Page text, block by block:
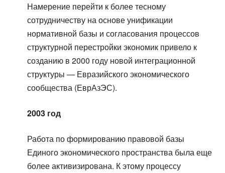
Намерение перейти к более тесному
сотрудничеству на основе унификации
нормативной базы и согласования процессов
структурной перестройки экономик привело к
созданию в 2000 году новой интеграционной
структуры — Евразийского экономического
сообщества (ЕврАзЭС).
2003 год
Работа по формированию правовой базы
Единого экономического пространства была еще
более активизирована. К этому процессу